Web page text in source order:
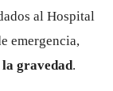
al Hospital
emergencia,
la gravedad.